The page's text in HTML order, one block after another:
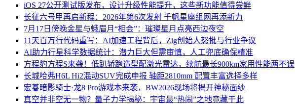
iOS 27公开测试版发布，设计升级性能提升，这些新功能值得尝鲜
长征六号甲再启新程：2026年第6次发射 千帆星座组网再添新力
7月17日傍晚金星与蛾眉月“相会”：璀璨星月点亮西边夜空
11天百万行代码重写：AI加速工程背后，Zig创始人怒批与行业争议
AI助力行星科学数据统计：潜力巨大但需审慎，人工兜底确保精准
方程豹方程S来袭！低趴轿跑造型配激光雷达，续航最长900km家用性能两不误
长城哈弗H6L Hi2混动SUV完成申报 轴距2810mm 配置丰富选择多样
宏碁暗影骑士·龙8 Pro游戏本来袭，BW2026现场将揭开神秘面纱
真空并非空无一物？量子力学揭秘：宇宙最“热闹”之地竟藏于此